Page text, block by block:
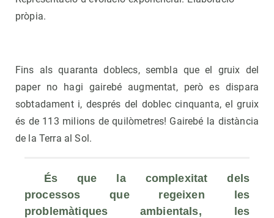
pròpia.
Fins als quaranta doblecs, sembla que el gruix del
paper no hagi gairebé augmentat, però es dispara
sobtadament i, després del doblec cinquanta, el gruix
és de 113 milions de quilòmetres! Gairebé la distància
de la Terra al Sol.
És que la complexitat dels
processos que regeixen les
problemàtiques ambientals, les